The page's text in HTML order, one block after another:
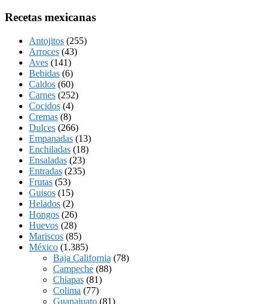
Recetas mexicanas
Antojitos (255)
Arroces (43)
Aves (141)
Bebidas (6)
Caldos (60)
Carnes (252)
Cocidos (4)
Cremas (8)
Dulces (266)
Empanadas (13)
Enchiladas (18)
Ensaladas (23)
Entradas (235)
Frutas (53)
Guisos (15)
Helados (2)
Hongos (26)
Huevos (28)
Mariscos (85)
México (1.385)
Baja California (78)
Campeche (88)
Chiapas (81)
Colima (77)
Guanajuato (81)